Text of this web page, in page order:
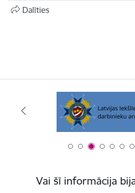
Dalīties
Vai šī informācija